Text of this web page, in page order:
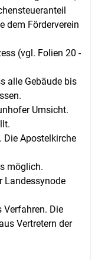
dem Förderverein
(vgl. Folien 20 -
alle Gebäude bis
Umsicht.
Die Apostelkirche
möglich.
Landessynode
Verfahren. Die
Vertretern der